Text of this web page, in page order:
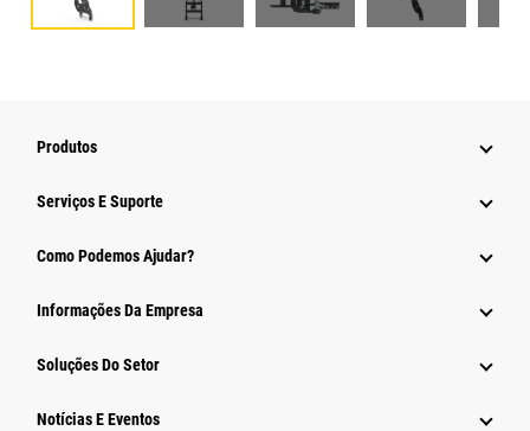
Produtos
Serviços E Suporte
Como Podemos Ajudar?
Informações Da Empresa
Soluções Do Setor
Notícias E Eventos